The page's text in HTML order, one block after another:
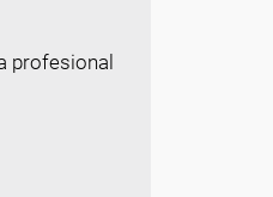
profesional